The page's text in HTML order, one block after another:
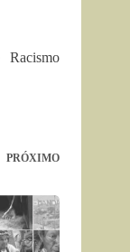
PRÓXIMO